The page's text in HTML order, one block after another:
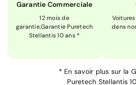
Garantie Commerciale
12 mois de
garantie,Garantie Puretech
Stellantis 10 ans *
dans
* En savoir plus sur la
Puretech Stellantis